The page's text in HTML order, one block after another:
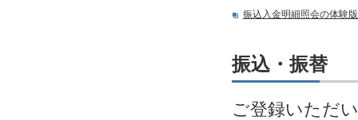
振込入金明細照会の体験
振込・振替
ご登録いただ